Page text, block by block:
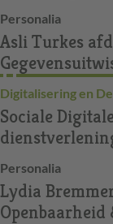
Personalia
Asli Turkes
Digitalisering en
Sociale
Personalia
Lydia